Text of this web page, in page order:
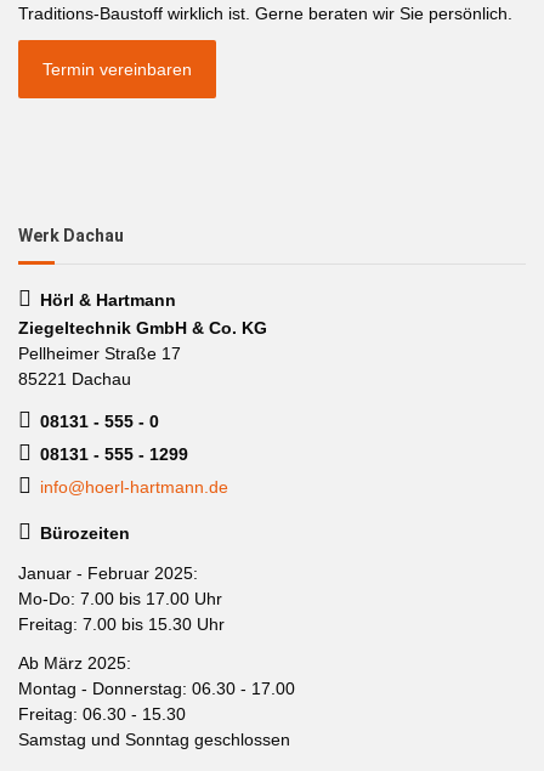
Traditions-Baustoff wirklich ist. Gerne beraten wir Sie persönlich.
Termin vereinbaren
Werk Dachau
Hörl & Hartmann
Ziegeltechnik GmbH & Co. KG
Pellheimer Straße 17
85221 Dachau
08131 - 555 - 0
08131 - 555 - 1299
info@hoerl-hartmann.de
Bürozeiten
Januar - Februar 2025:
Mo-Do: 7.00 bis 17.00 Uhr
Freitag: 7.00 bis 15.30 Uhr
Ab März 2025:
Montag - Donnerstag: 06.30 - 17.00
Freitag: 06.30 - 15.30
Samstag und Sonntag geschlossen